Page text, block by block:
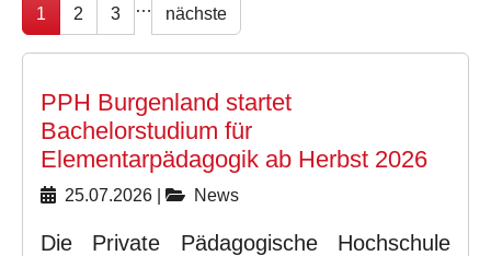
1 2 3 … nächste
PPH Burgenland startet
Bachelorstudium für
Elementarpädagogik ab Herbst 2026
25.07.2026 News
Die Private Pädagogische Hochschule